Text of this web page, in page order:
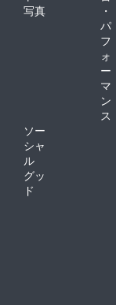
写真
・
パ
フ
ォ
ー
マ
ン
ス
ソー
シャ
ル
グッ
ド